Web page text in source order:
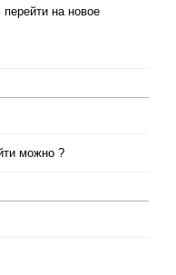
на новое
можно ?